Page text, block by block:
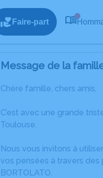
Faire-part
Message de la
Chère famille, chers amis,
C’est avec une grande
Toulouse.
Nous vous invitons à
vos pensées à travers des
BORTOLATO.